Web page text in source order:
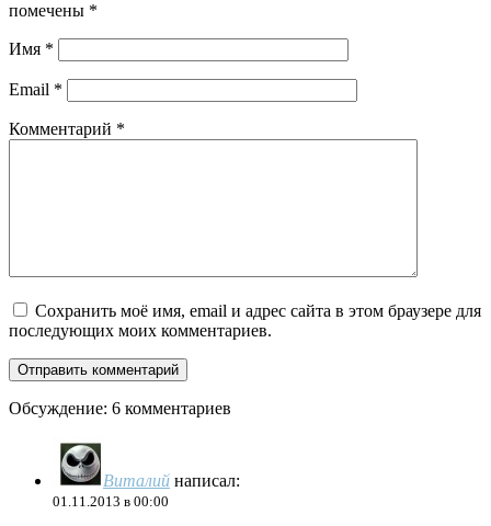
помечены *
Имя *
Email *
Комментарий *
Сохранить моё имя, email и адрес сайта в этом браузере для
последующих моих комментариев.
Обсуждение: 6 комментариев
Виталий написал:
01.11.2013 в 00:00